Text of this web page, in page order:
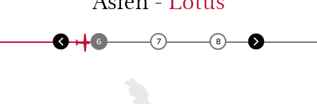
5 6 7 8 9